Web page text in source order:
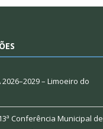
– Limoeiro do
Conferência Municipal de